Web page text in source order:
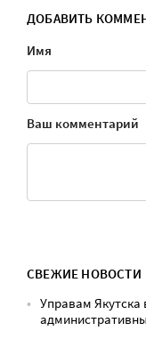
ДОБАВИТЬ
Имя
Ваш комментарий
СВЕЖИЕ НОВОСТИ
Управам Якутска